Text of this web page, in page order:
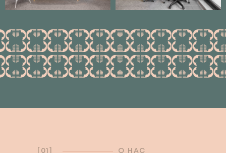
[01] О НАС